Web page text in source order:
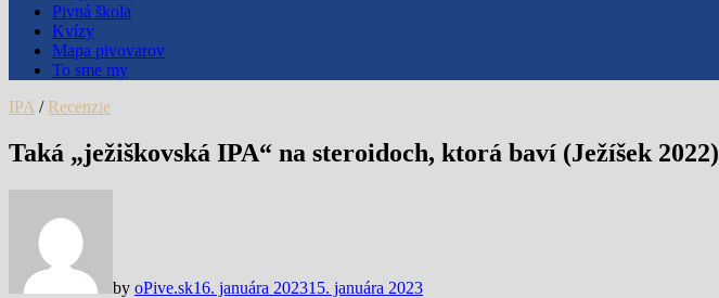
Pivná škola
Kvízy
Mapa pivovarov
To sme my
IPA / Recenzie
Taká „ježiškovská IPA“ na steroidoch, ktorá baví (Ježíšek 2022)
by oPive.sk16. januára 202315. januára 2023